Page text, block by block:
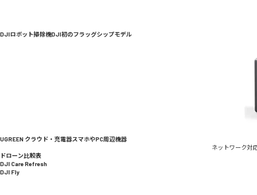
DJIロボット掃除機DJI初のフラッグシップモデル
UGREEN クラウド・充電器スマホやPC周辺機器
ネットワーク対
ドローン比較表
DJI Care Refresh
DJI Fly